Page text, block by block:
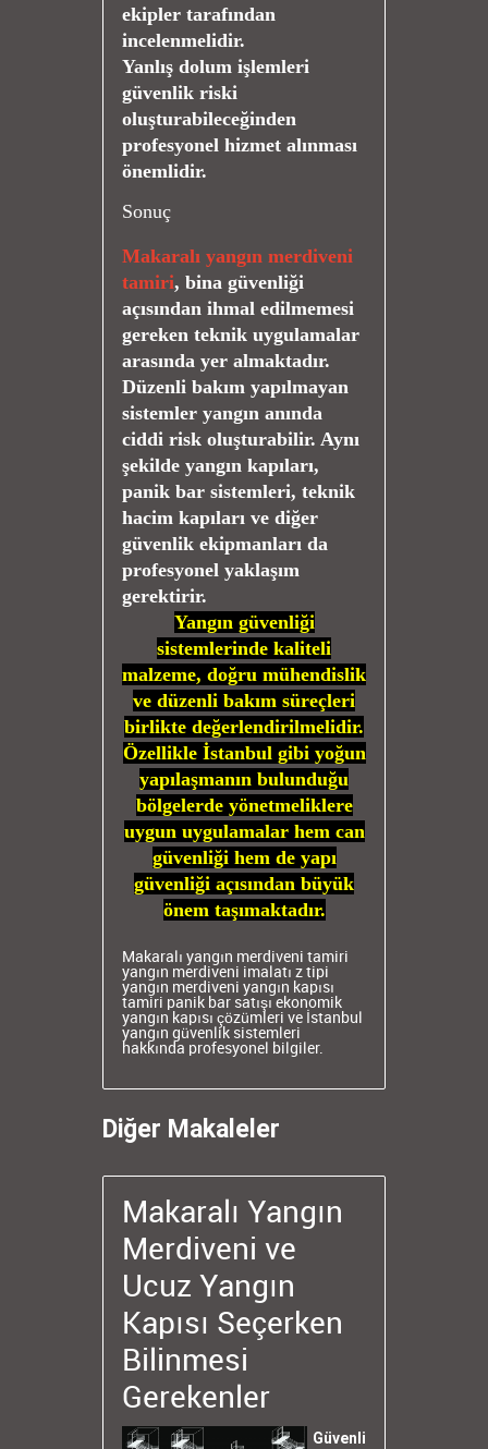
ekipler tarafından
incelenmelidir.
Yanlış dolum işlemleri
güvenlik riski
oluşturabileceğinden
profesyonel hizmet alınması
önemlidir.
Sonuç
Makaralı yangın merdiveni
tamiri, bina güvenliği
açısından ihmal edilmemesi
gereken teknik uygulamalar
arasında yer almaktadır.
Düzenli bakım yapılmayan
sistemler yangın anında
ciddi risk oluşturabilir. Aynı
şekilde yangın kapıları,
panik bar sistemleri, teknik
hacim kapıları ve diğer
güvenlik ekipmanları da
profesyonel yaklaşım
gerektirir.
Yangın güvenliği
sistemlerinde kaliteli
malzeme, doğru mühendislik
ve düzenli bakım süreçleri
birlikte değerlendirilmelidir.
Özellikle İstanbul gibi yoğun
yapılaşmanın bulunduğu
bölgelerde yönetmeliklere
uygun uygulamalar hem can
güvenliği hem de yapı
güvenliği açısından büyük
önem taşımaktadır.
Makaralı yangın merdiveni tamiri
yangın merdiveni imalatı z tipi
yangın merdiveni yangın kapısı
tamiri panik bar satışı ekonomik
yangın kapısı çözümleri ve İstanbul
yangın güvenlik sistemleri
hakkında profesyonel bilgiler.
Diğer Makaleler
Makaralı Yangın
Merdiveni ve
Ucuz Yangın
Kapısı Seçerken
Bilinmesi
Gerekenler
Güvenli